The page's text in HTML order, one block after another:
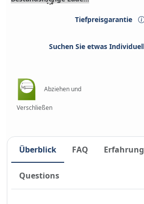
Tiefpreisgarantie
Suchen Sie etwas
Abziehen und
Verschließen
Überblick FAQ
Questions